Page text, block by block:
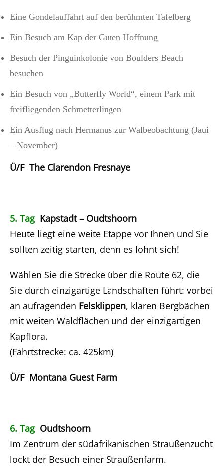
Eine Gondelauffahrt auf den berühmten Tafelberg
Ein Besuch am Kap der Guten Hoffnung
Besuch der Pinguinkolonie von Boulders Beach
besuchen
Ein Besuch von „Butterfly World“, einem Park mit
freifliegenden Schmetterlingen
Ein Ausflug nach Hermanus zur Walbeobachtung (Jaui
– November)
Ü/F The Clarendon Fresnaye
5. TagKapstadt – Oudtshoorn
Heute liegt eine weite Etappe vor Ihnen und Sie
sollten zeitig starten, denn es lohnt sich!
Wählen Sie die Strecke über die Route 62, die
Sie durch einzigartige Landschaften führt: vorbei
an aufragenden Felsklippen, klaren Bergbächen
mit weiten Waldflächen und der einzigartigen
Kapflora.
(Fahrtstrecke: ca. 425km)
Ü/F Montana Guest Farm
6. TagOudtshoorn
Im Zentrum der südafrikanischen Straußenzucht
lockt der Besuch einer Straußenfarm.